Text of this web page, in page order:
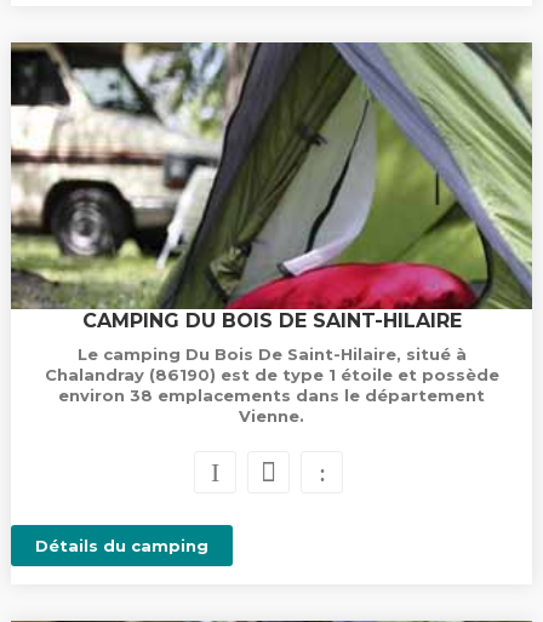
CAMPING DU BOIS DE SAINT-HILAIRE
Le camping Du Bois De Saint-Hilaire, situé à
Chalandray (86190) est de type 1 étoile et possède
environ 38 emplacements dans le département
Vienne.
Détails du camping